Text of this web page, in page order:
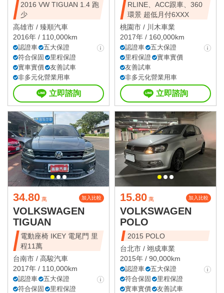
2016 VW TIGUAN 1.4 跑
少
高雄市 / 臻順汽車
2016年 / 110,000km
認證車
五大保證
符合保固
里程保證
實車實價
友善試車
非多元化營業用車
立即諮詢
RLINE、ACC跟車、360
環景 超低月付6XXX
桃園市 / 川木車業
2017年 / 160,000km
認證車
五大保證
里程保證
實車實價
友善試車
非多元化營業用車
立即諮詢
34.80 萬 加入比較
VOLKSWAGEN
TIGUAN
電動座椅 IKEY 電尾門 里
程11萬
台南市 / 高駿汽車
2017年 / 110,000km
認證車
五大保證
符合保固
里程保證
15.80 萬 加入比較
VOLKSWAGEN
POLO
2015 POLO
台北市 / 翊成車業
2015年 / 90,000km
認證車
五大保證
符合保固
里程保證
實車實價
友善試車